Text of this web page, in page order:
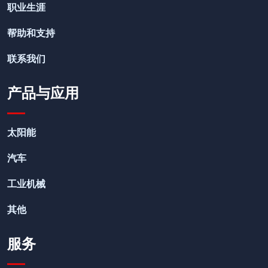
职业生涯
帮助和支持
联系我们
产品与应用
太阳能
汽车
工业机械
其他
服务